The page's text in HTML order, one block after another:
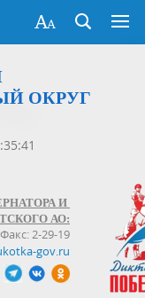
ОКРУГ
И
АО:
2-29-19
gov.ru